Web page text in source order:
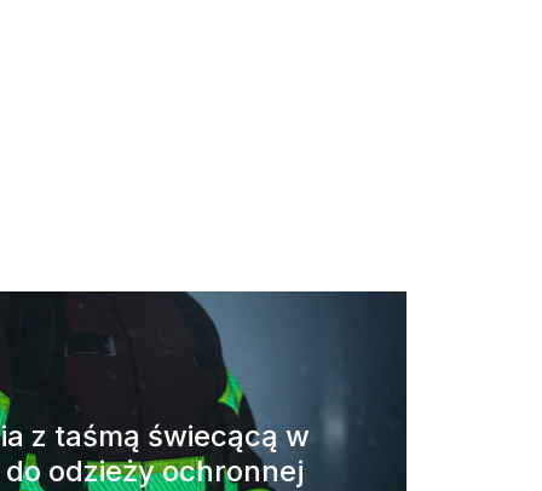
z taśmą świecącą w
odzieży ochronnej